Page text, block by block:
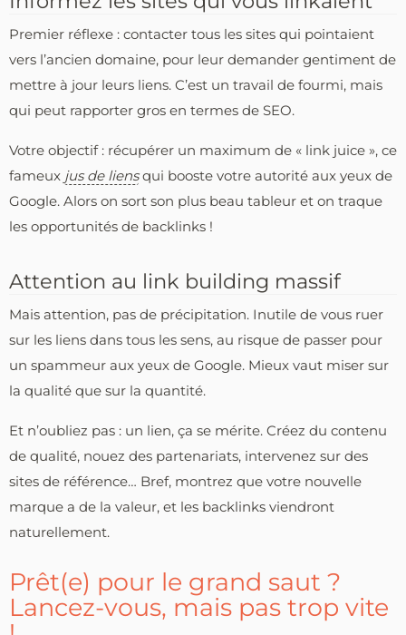
Premier réflexe : contacter tous les sites qui pointaient
vers l’ancien domaine, pour leur demander gentiment de
mettre à jour leurs liens. C’est un travail de fourmi, mais
qui peut rapporter gros en termes de SEO.
Votre objectif : récupérer un maximum de « link juice », ce
fameux jus de liensqui booste votre autorité aux yeux de
Google. Alors on sort son plus beau tableur et on traque
les opportunités de backlinks !
Attention au link building massif
Mais attention, pas de précipitation. Inutile de vous ruer
sur les liens dans tous les sens, au risque de passer pour
un spammeur aux yeux de Google. Mieux vaut miser sur
la qualité que sur la quantité.
Et n’oubliez pas : un lien, ça se mérite. Créez du contenu
de qualité, nouez des partenariats, intervenez sur des
sites de référence… Bref, montrez que votre nouvelle
marque a de la valeur, et les backlinks viendront
naturellement.
Prêt(e) pour le grand saut ?
Lancez-vous, mais pas trop vite